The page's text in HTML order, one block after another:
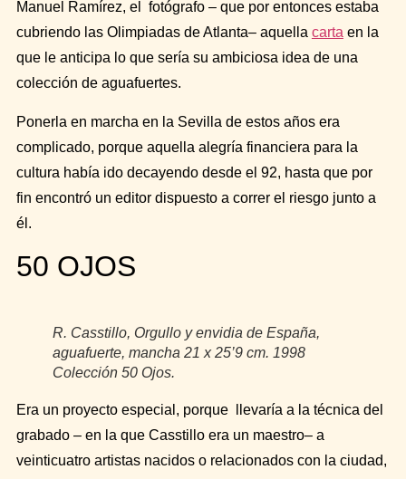
Manuel Ramírez, el fotógrafo – que por entonces estaba
cubriendo las Olimpiadas de Atlanta– aquella carta en la
que le anticipa lo que sería su ambiciosa idea de una
colección de aguafuertes.
Ponerla en marcha en la Sevilla de estos años era
complicado, porque aquella alegría financiera para la
cultura había ido decayendo desde el 92, hasta que por
fin encontró un editor dispuesto a correr el riesgo junto a
él.
50 OJOS
R. Casstillo, Orgullo y envidia de España,
aguafuerte, mancha 21 x 25’9 cm. 1998
Colección 50Ojos.
Era un proyecto especial, porque llevaría a la técnica del
grabado – en la que Casstillo era un maestro– a
veinticuatro artistas nacidos o relacionados con la ciudad,